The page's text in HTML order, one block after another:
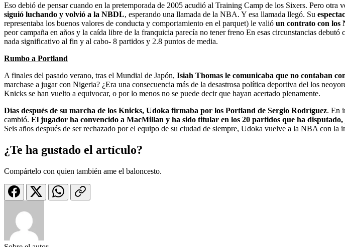
Eso debió de pensar cuando en la pretemporada de 2005 acudió al Training Camp de los Sixers. Pero otra
siguió luchando y volvió a la NBDL, esperando una llamada de la NBA. Y esa llamada llegó. Su
representaba los buenos valores de conducta y comportamiento en el parquet) le valió un contrato con los
peor campaña en años y la caída libre de la franquicia parecía no tener freno En esas circunstancias
nada significativo al fin y al cabo- 8 partidos y 2.8 puntos de media.
Rumbo a Portland
A finales del pasado verano, tras el Mundial de Japón, Isiah Thomas le comunicaba que no contaban
marchase a jugar con Nigeria? ¿Era una consecuencia más de la desastrosa política deportiva del los
Knicks se han vuelto a equivocar, o por lo menos no se puede decir que hayan acertado plenamente.
Días después de su marcha de los Knicks, Udoka firmaba por los Portland de Sergio Rodríguez. En
cambió. El jugador ha convencido a MacMillan y ha sido titular en los 20 partidos que ha
Seis años después de ser rechazado por el equipo de su ciudad de siempre, Udoka vuelve a la NBA con
¿Te ha gustado el artículo?
Compártelo con quien también ame el baloncesto.